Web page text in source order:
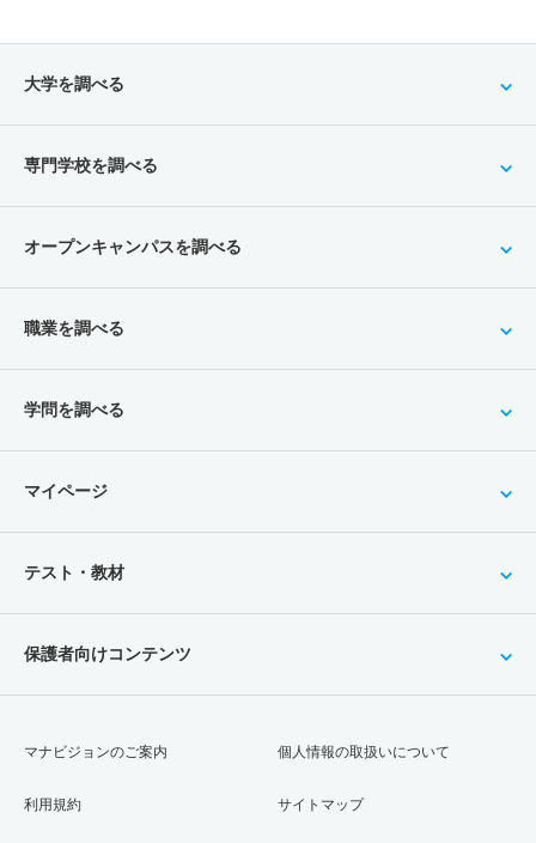
大学を調べる
専門学校を調べる
オープンキャンパスを調べる
職業を調べる
学問を調べる
マイページ
テスト・教材
保護者向けコンテンツ
マナビジョンのご案内
利用規約
個人情報の取扱いについて
サイトマップ